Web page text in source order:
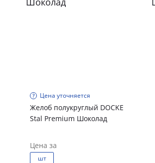
Цена уточняется
Желоб полукруглый DOCKE
Stal Premium Шоколад
Цена за
шт